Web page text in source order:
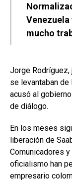
mucho
Jorge
se levantaban de
acusó al
de diálogo.
En los meses
liberación de
Comunicadores
oficialismo han
empresario